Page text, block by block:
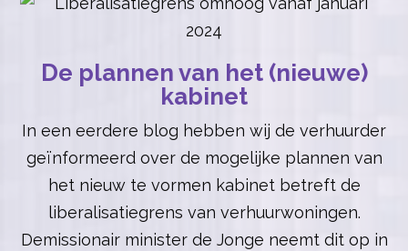
De plannen van het (nieuwe)
kabinet
In een eerdere blog hebben wij de verhuurder
geïnformeerd over de mogelijke plannen van
het nieuw te vormen kabinet betreft de
liberalisatiegrens van verhuurwoningen.
Demissionair minister de Jonge neemt dit op in